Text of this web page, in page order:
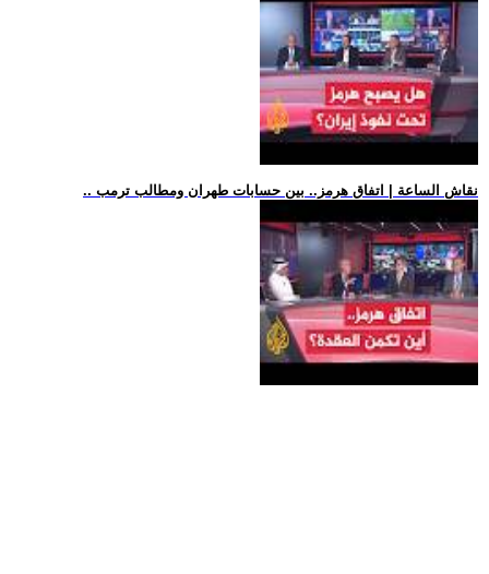
.. نقاش الساعة | اتفاق هرمز.. بين حسابات طهران ومطالب ترمب